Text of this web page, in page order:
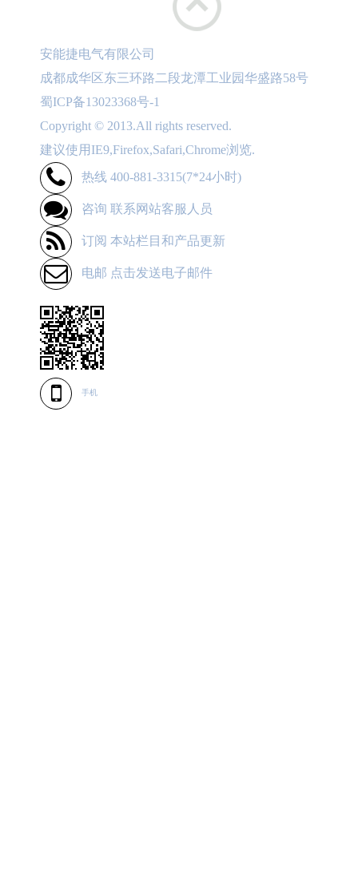
安能捷电气有限公司
成都成华区东三环路二段龙潭工业园华盛路58号
蜀ICP备13023368号-1
Copyright © 2013.All rights reserved.
建议使用IE9,Firefox,Safari,Chrome浏览.
热线 400-881-3315(7*24小时)
咨询 联系网站客服人员
订阅 本站栏目和产品更新
电邮 点击发送电子邮件
手机